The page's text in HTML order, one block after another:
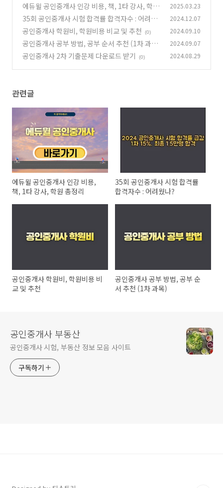
에듀윌 공인중개사 인강 비용, 책, 1타 강사, 학원
총정리
(0)
2025.03.23
35회 공인중개사 시험 합격률 합격자수 : 어려웠
나?
(0)
2024.12.07
공인중개사 학원비, 학원비용 비교 및 추천 (0) 2024.09.10
공인중개사 공부 방법, 공부 순서 추천 (1차 과목)
(0)
2024.09.07
공인중개사 2차 기출문제 다운로드 받기 (0) 2024.08.29
관련글
에듀윌 공인중개사 인강 비용,
책, 1타 강사, 학원 총정리
35회 공인중개사 시험 합격률
합격자수 : 어려웠나?
공인중개사 학원비, 학원비용 비
교 및 추천
공인중개사 공부 방법, 공부 순
서 추천 (1차 과목)
공인중개사 부동산
공인중개사 시험, 부동산 정보 모음 사이트
구독하기